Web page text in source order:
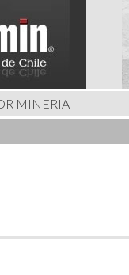
MINERIA